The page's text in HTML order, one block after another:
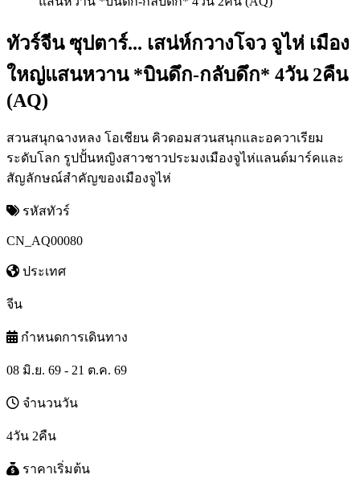
ทัวร์จีน ซุปตาร์... เสน่ห์กวางโจว จูไห่ เมือง
ใหญ่แสนหวาน *บินดึก-กลับดึก* 4วัน 2คืน
(AQ)
สวนสนุกฉางหลง โอเชียน คิวดอมสวนสนุกและอควาเรียม
ระดับโลก รูปปั้นหญิงสาวชาวประมงเมืองจูไห่แลนด์มาร์คและ
สัญลักษณ์สำคัญของเมืองจูไห่
รหัสทัวร์
CN_AQ00080
ประเทศ
จีน
กำหนดการเดินทาง
08 มิ.ย. 69 - 21 ต.ค. 69
จำนวนวัน
4วัน 2คืน
ราคาเริ่มต้น